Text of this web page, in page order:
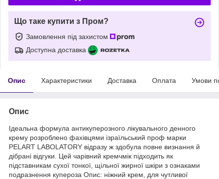
Що таке купити з Пром?
Замовлення під захистом
Доступна доставка
Опис Характеристики Доставка Оплата Умови
Опис
Ідеальна формула антикуперозного лікувального денного
крему розроблено фахівцями ізраїльський проф марки
PELART LABOLATORY відразу ж здобула повне визнання й
дібрані відгуки. Цей чарівний кремчмік підходить як
підставникам сухої тонкої, щільної жирної шкіри з ознаками
подразнення купероза Опис: ніжний крем, для чутливої